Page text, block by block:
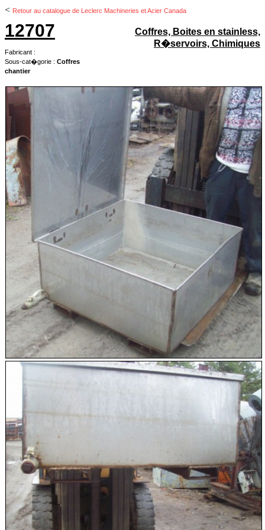
< Retour au catalogue de Leclerc Machineries et Acier Canada
12707
Fabricant :
Sous-cat�gorie : Coffres
chantier
Coffres, Boites en stainless,
R�servoirs, Chimiques